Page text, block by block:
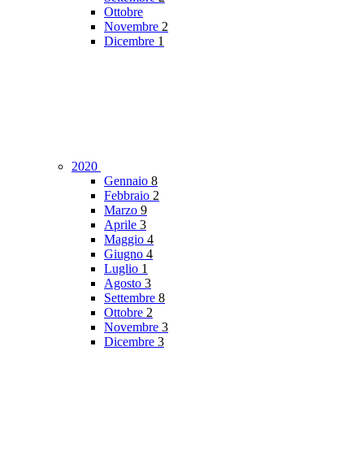
Ottobre
Novembre 2
Dicembre 1
2020
Gennaio 8
Febbraio 2
Marzo 9
Aprile 3
Maggio 4
Giugno 4
Luglio 1
Agosto 3
Settembre 8
Ottobre 2
Novembre 3
Dicembre 3